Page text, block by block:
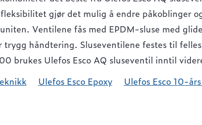
gjør det mulig å endre påkoblinger
Ventilene fås med EPDM-sluse med
håndtering. Sluseventilene festes til
brukes Ulefos Esco AQ sluseventil inntil
Ulefos Esco Epoxy Ulefos Esco 10-